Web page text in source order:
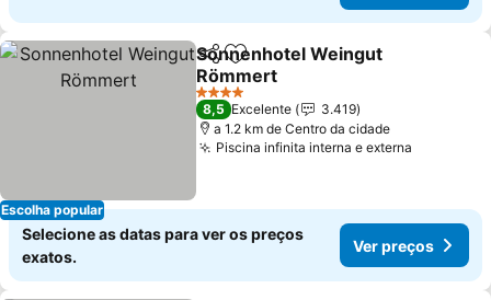
Escolha popular
PartilharAdicionar aos favoritos
Sonnenhotel Weingut
Römmert
Ver preços
4 Estrelas
8,5 Excelente
3.419
a 1.2 km de Centro da cidade
Piscina infinita interna e externa
Selecione as datas para ver os preços
exatos.
Ver preços